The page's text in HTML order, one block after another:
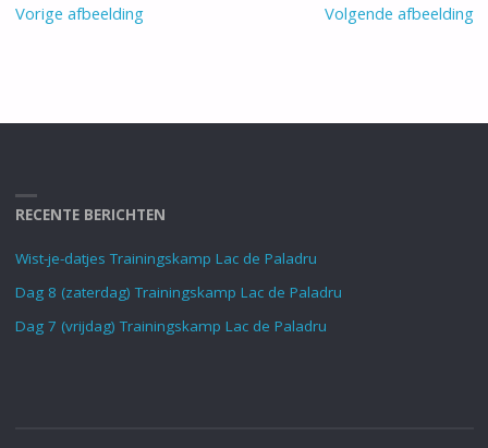
Vorige afbeelding Volgende afbeelding
RECENTE BERICHTEN
Wist-je-datjes Trainingskamp Lac de Paladru
Dag 8 (zaterdag) Trainingskamp Lac de Paladru
Dag 7 (vrijdag) Trainingskamp Lac de Paladru